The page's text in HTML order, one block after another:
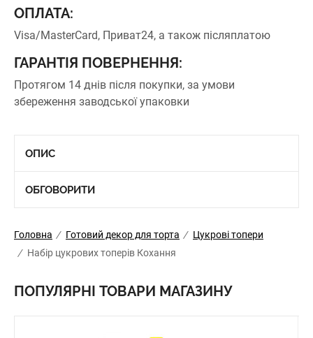
ОПЛАТА:
Visa/MasterCard, Приват24, а також післяплатою
ГАРАНТІЯ ПОВЕРНЕННЯ:
Протягом 14 днів після покупки, за умови
збереження заводської упаковки
ОПИС
ОБГОВОРИТИ
Головна / Готовий декор для торта / Цукрові топери
/ Набір цукрових топерів Кохання
ПОПУЛЯРНІ ТОВАРИ МАГАЗИНУ